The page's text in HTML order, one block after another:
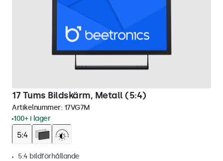
17 Tums Bildskärm, Metall (5:4)
Artikelnummer: 17VG7M
100+ i lager
5:4 bildförhållande